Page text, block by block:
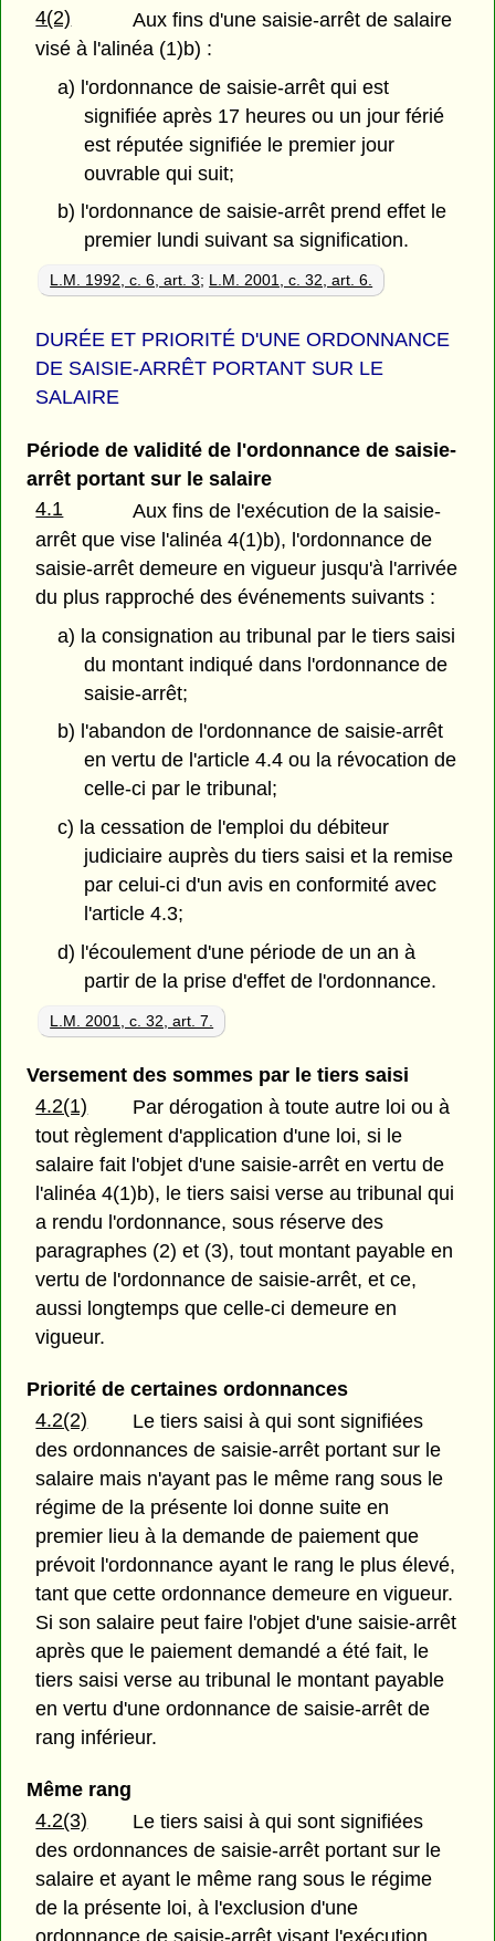
4(2)
Aux fins d'une saisie-arrêt de salaire
visé à l'alinéa (1)b) :
a) l'ordonnance de saisie-arrêt qui est
signifiée après 17 heures ou un jour férié
est réputée signifiée le premier jour
ouvrable qui suit;
b) l'ordonnance de saisie-arrêt prend effet le
premier lundi suivant sa signification.
L.M. 1992, c. 6, art. 3; L.M. 2001, c. 32, art. 6.
DURÉE ET PRIORITÉ D'UNE ORDONNANCE
DE SAISIE-ARRÊT PORTANT SUR LE
SALAIRE
Période de validité de l'ordonnance de saisie-
arrêt portant sur le salaire
4.1
Aux fins de l'exécution de la saisie-
arrêt que vise l'alinéa 4(1)b), l'ordonnance de
saisie-arrêt demeure en vigueur jusqu'à l'arrivée
du plus rapproché des événements suivants :
a) la consignation au tribunal par le tiers saisi
du montant indiqué dans l'ordonnance de
saisie-arrêt;
b) l'abandon de l'ordonnance de saisie-arrêt
en vertu de l'article 4.4 ou la révocation de
celle-ci par le tribunal;
c) la cessation de l'emploi du débiteur
judiciaire auprès du tiers saisi et la remise
par celui-ci d'un avis en conformité avec
l'article 4.3;
d) l'écoulement d'une période de un an à
partir de la prise d'effet de l'ordonnance.
L.M. 2001, c. 32, art. 7.
Versement des sommes par le tiers saisi
4.2(1)
Par dérogation à toute autre loi ou à
tout règlement d'application d'une loi, si le
salaire fait l'objet d'une saisie-arrêt en vertu de
l'alinéa 4(1)b), le tiers saisi verse au tribunal qui
a rendu l'ordonnance, sous réserve des
paragraphes (2) et (3), tout montant payable en
vertu de l'ordonnance de saisie-arrêt, et ce,
aussi longtemps que celle-ci demeure en
vigueur.
Priorité de certaines ordonnances
4.2(2)
Le tiers saisi à qui sont signifiées
des ordonnances de saisie-arrêt portant sur le
salaire mais n'ayant pas le même rang sous le
régime de la présente loi donne suite en
premier lieu à la demande de paiement que
prévoit l'ordonnance ayant le rang le plus élevé,
tant que cette ordonnance demeure en vigueur.
Si son salaire peut faire l'objet d'une saisie-arrêt
après que le paiement demandé a été fait, le
tiers saisi verse au tribunal le montant payable
en vertu d'une ordonnance de saisie-arrêt de
rang inférieur.
Même rang
4.2(3)
Le tiers saisi à qui sont signifiées
des ordonnances de saisie-arrêt portant sur le
salaire et ayant le même rang sous le régime
de la présente loi, à l'exclusion d'une